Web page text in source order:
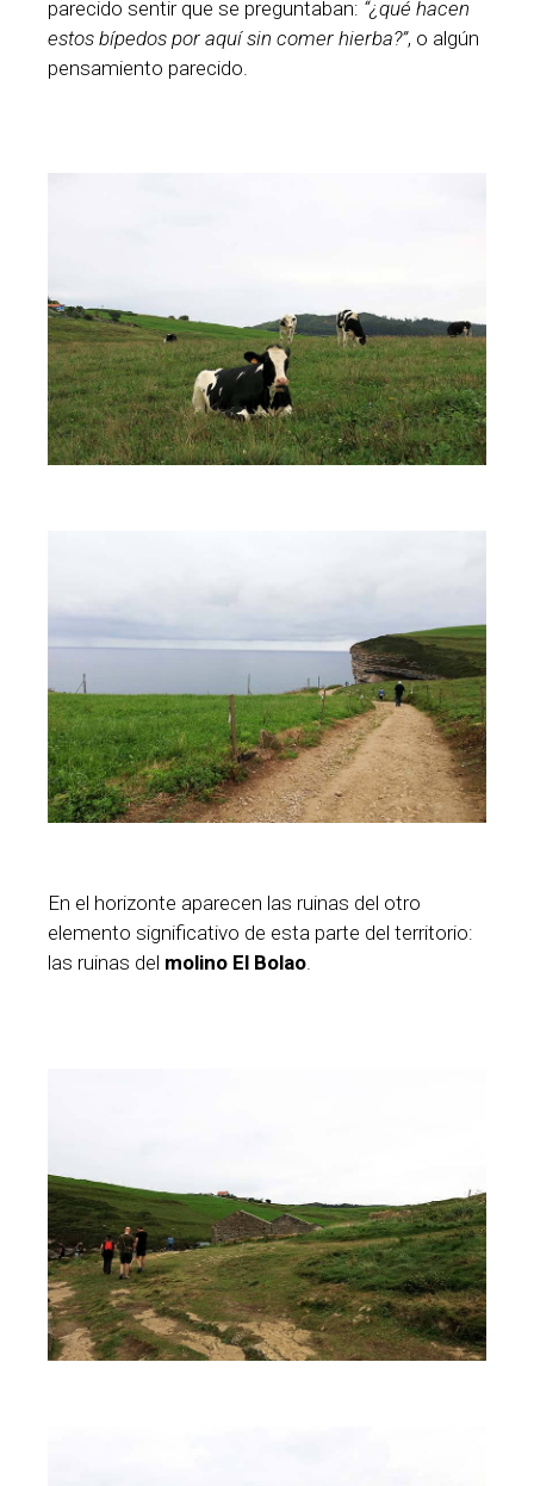
parecido sentir que se preguntaban: “¿qué hacen
estos bípedos por aquí sin comer hierba?”, o algún
pensamiento parecido.
En el horizonte aparecen las ruinas del otro
elemento significativo de esta parte del territorio:
las ruinas del molino El Bolao.